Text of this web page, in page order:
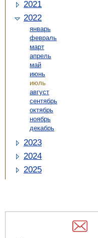
2021
2022
январь
февраль
март
апрель
май
июнь
июль
август
сентябрь
октябрь
ноябрь
декабрь
2023
2024
2025